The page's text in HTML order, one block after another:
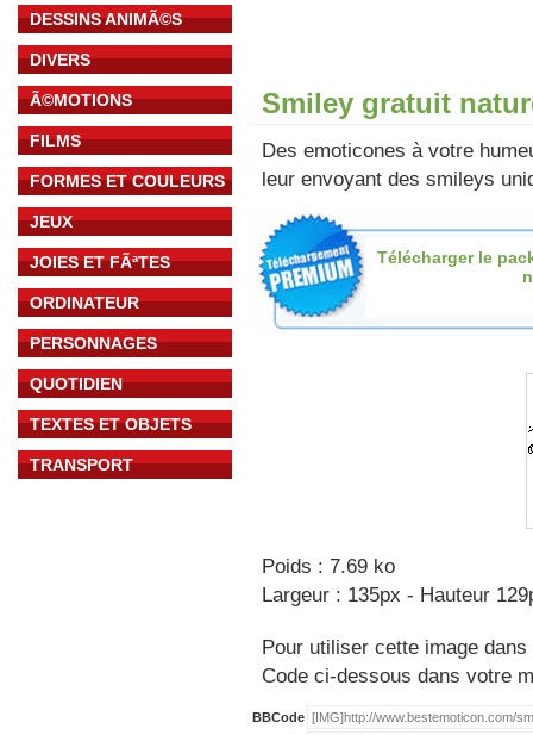
DESSINS ANIMÃ©S
DIVERS
Ã©MOTIONS
FILMS
FORMES ET COULEURS
JEUX
JOIES ET FÃªTES
ORDINATEUR
PERSONNAGES
QUOTIDIEN
TEXTES ET OBJETS
TRANSPORT
Smiley gratuit
Des emoticones à votre
leur envoyant des smileys
Télécharger le
Poids : 7.69 ko
Largeur : 135px - Hauteur
Pour utiliser cette image
Code ci-dessous dans votre
BBCode